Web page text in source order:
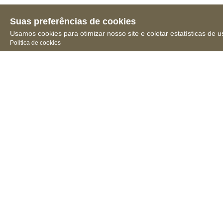
Suas preferências de cookies
Usamos cookies para otimizar nosso site e coletar estatísticas de
Política de cookies